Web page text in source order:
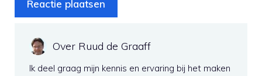
Over Ruud de Graaff
Ik deel graag mijn kennis en ervaring bij het maken